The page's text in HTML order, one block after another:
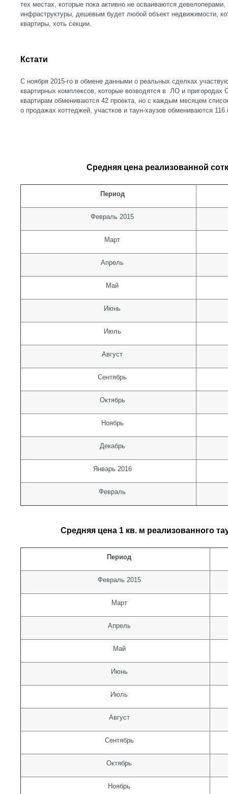
тех местах, которые пока активно не осваиваются девелоперами,
инфраструктуры, дешевым будет любой объект недвижимости,
квартиры, хоть секции.
Кстати
С ноября 2015-го в обмене данными о реальных сделках
квартирных комплексов, которые возводятся в ЛО и пригородах
квартирам обмениваются 42 проекта, но с каждым месяцем
о продажах коттеджей, участков и таун-хаузов обмениваются
Средняя цена реализованной
Период
Февраль 2015
Март
Апрель
Май
Июнь
Июль
Август
Сентябрь
Октябрь
Ноябрь
Декабрь
Январь 2016
Февраль
Средняя цена 1 кв. м реализованного
Период
Февраль 2015
Март
Апрель
Май
Июнь
Июль
Август
Сентябрь
Октябрь
Ноябрь